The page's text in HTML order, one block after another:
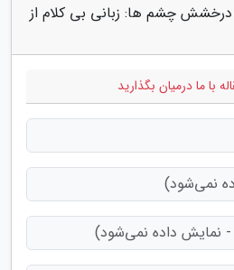
درخشش چشم ها: زبانی بی کلام از
با ما درمیان بگذارید